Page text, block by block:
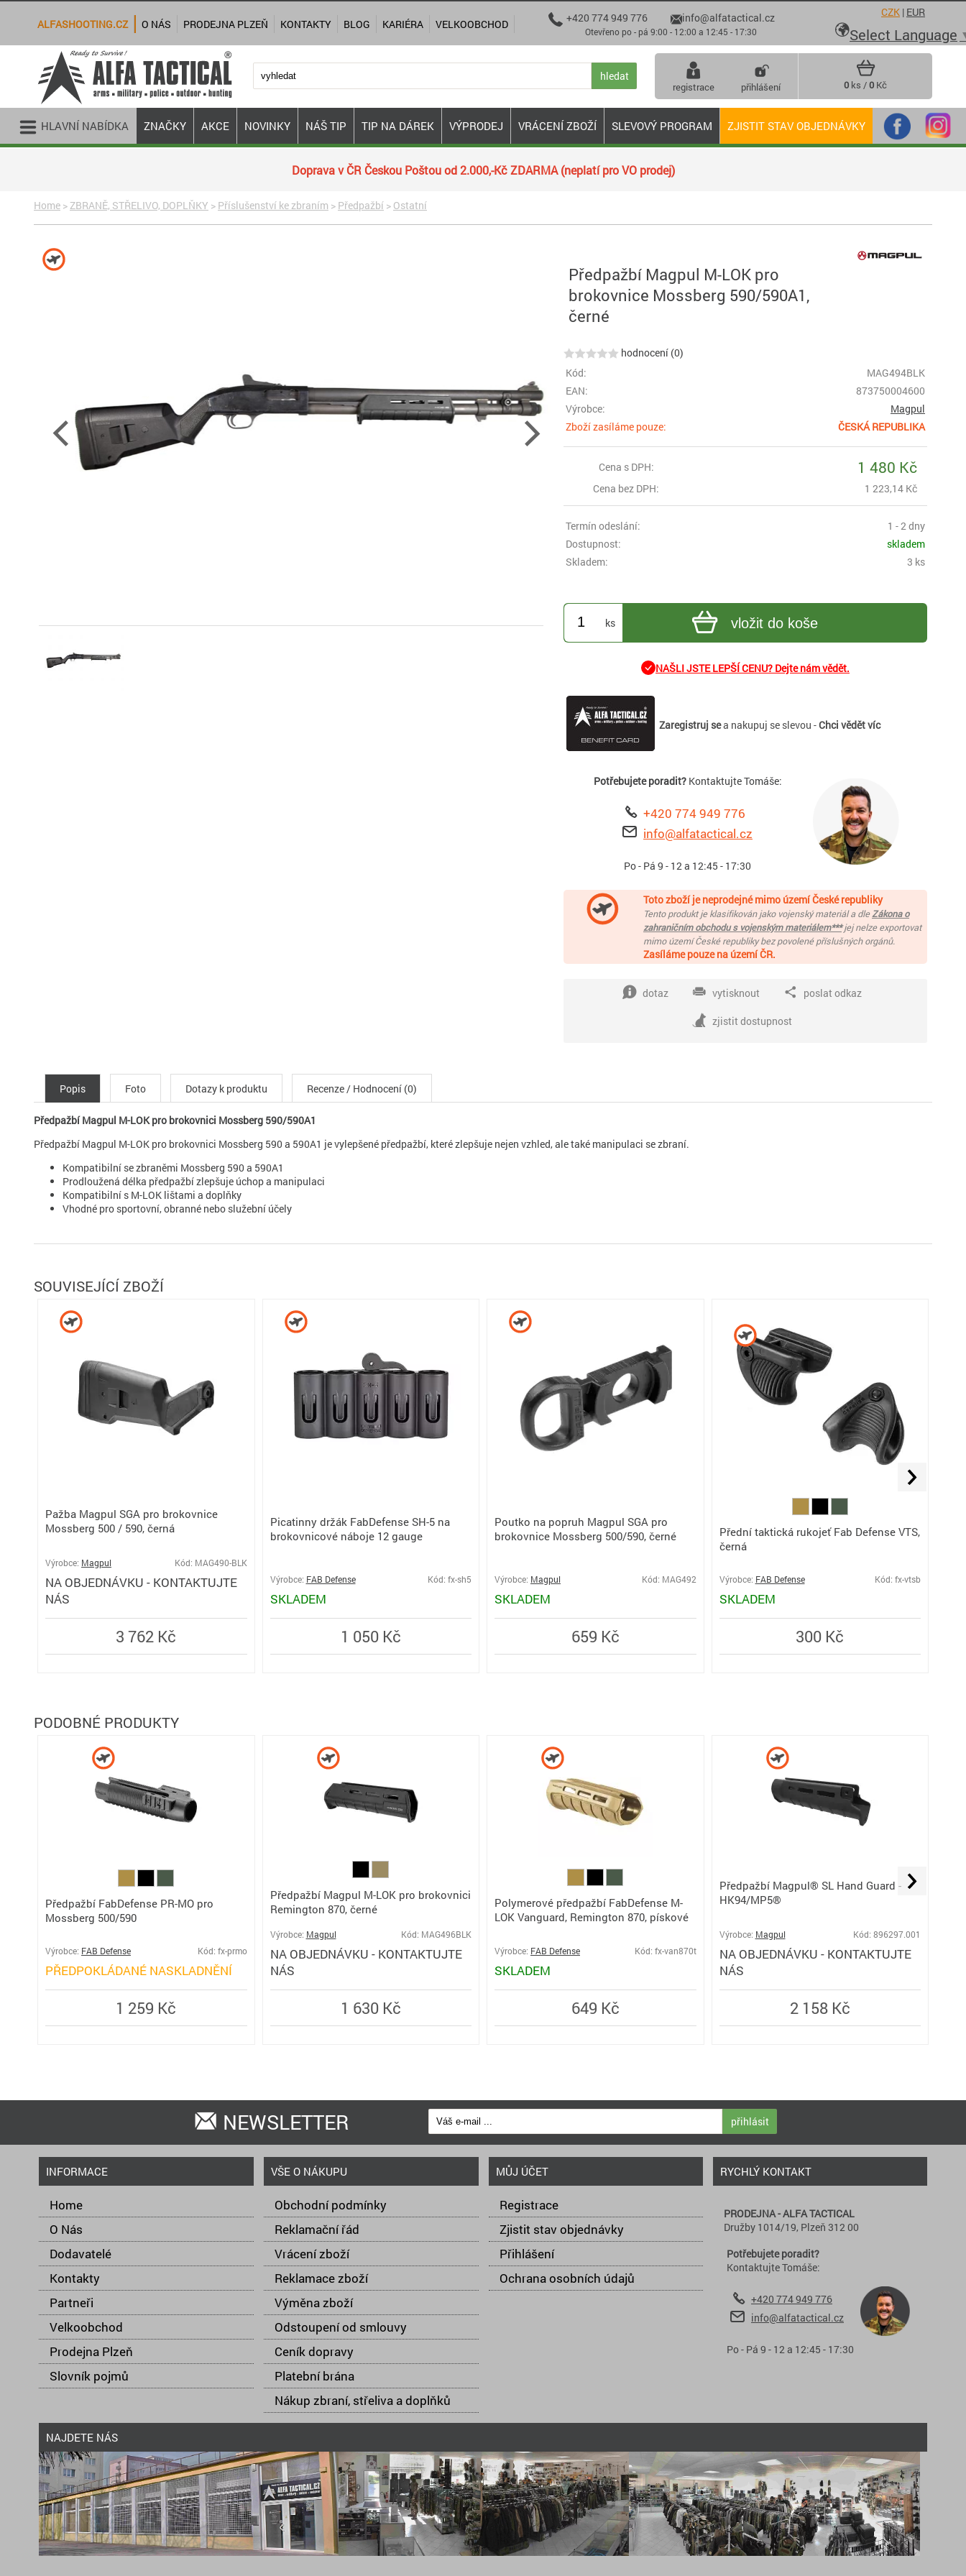
Doprava v ČR Českou Poštou od 2.000,-Kč ZDARMA (neplatí pro VO prodej)
Home > ZBRANĚ, STŘELIVO, DOPLŇKY > Příslušenství ke zbraním > Předpažbí > Ostatní
Předpažbí Magpul M-LOK pro
brokovnice Mossberg 590/590A1,
černé
hodnocení (0)
Kód:
MAG494BLK
EAN:
873750004600
Výrobce:
Magpul
Zboží zasíláme pouze:
ČESKÁ REPUBLIKA
Cena s DPH: 1 480 Kč
Cena bez DPH: 1 223,14 Kč
Termín odeslání:
1 - 2 dny
Dostupnost:
skladem
Skladem:
3 ks
ks vložit do koše
NAŠLI JSTE LEPŠÍ CENU? Dejte nám vědět.
Zaregistruj sea nakupuj se slevou -Chci vědět víc
Potřebujete poradit?Kontaktujte Tomáše:
+420 774 949 776
info@alfatactical.cz
Po - Pá 9 - 12 a 12:45 - 17:30
Toto zboží je neprodejné mimo území České republiky
Tento produkt je klasifikován jako vojenský materiál a dleZákona o
zahraničním obchodu s vojenským materiálem***jej nelze exportovat
mimo území České republiky bez povolené příslušných orgánů.
Zasíláme pouze na území ČR.
dotaz vytisknout poslat odkaz
zjistit dostupnost
Popis Foto Dotazy k produktu Recenze / Hodnocení (0)
Předpažbí Magpul M-LOK pro brokovnici Mossberg 590/590A1
Předpažbí Magpul M-LOK pro brokovnici Mossberg 590 a 590A1 je vylepšené předpažbí, které zlepšuje nejen vzhled, ale také manipulaci se zbraní.
Kompatibilní se zbraněmi Mossberg 590 a 590A1
Prodloužená délka předpažbí zlepšuje úchop a manipulaci
Kompatibilní s M-LOK lištami a doplňky
Vhodné pro sportovní, obranné nebo služební účely
SOUVISEJÍCÍ ZBOŽÍ
Pažba Magpul SGA pro brokovnice
Mossberg 500 / 590, černá
Výrobce: Magpul Kód: MAG490-BLK
NA OBJEDNÁVKU - KONTAKTUJTE
NÁS
3 762 Kč
Picatinny držák FabDefense SH-5 na
brokovnicové náboje 12 gauge
Výrobce: FAB Defense Kód: fx-sh5
SKLADEM
1 050 Kč
Poutko na popruh Magpul SGA pro
brokovnice Mossberg 500/590, černé
Výrobce: Magpul Kód: MAG492
SKLADEM
659 Kč
Přední taktická rukojeť Fab Defense VTS,
černá
Výrobce: FAB Defense Kód: fx-vtsb
SKLADEM
300 Kč
PODOBNÉ PRODUKTY
Předpažbí FabDefense PR-MO pro
Mossberg 500/590
Výrobce: FAB Defense Kód: fx-prmo
PŘEDPOKLÁDANÉ NASKLADNĚNÍ
1 259 Kč
Předpažbí Magpul M-LOK pro brokovnici
Remington 870, černé
Výrobce: Magpul Kód: MAG496BLK
NA OBJEDNÁVKU - KONTAKTUJTE
NÁS
1 630 Kč
Polymerové předpažbí FabDefense M-
LOK Vanguard, Remington 870, pískové
Výrobce: FAB Defense Kód: fx-van870t
SKLADEM
649 Kč
Předpažbí Magpul® SL Hand Guard -
HK94/MP5®
Výrobce: Magpul Kód: 896297.001
NA OBJEDNÁVKU - KONTAKTUJTE
NÁS
2 158 Kč
HLAVNÍ NABÍDKA ZNAČKY AKCE NOVINKY NÁŠ TIP TIP NA DÁREK VÝPRODEJ VRÁCENÍ ZBOŽÍ SLEVOVÝ PROGRAM ZJISTIT STAV OBJEDNÁVKY
NEWSLETTER přihlásit
INFORMACE
Home
O Nás
Dodavatelé
Kontakty
Partneři
Velkoobchod
Prodejna Plzeň
Slovník pojmů
VŠE O NÁKUPU
Obchodní podmínky
Reklamační řád
Vrácení zboží
Reklamace zboží
Výměna zboží
Odstoupení od smlouvy
Ceník dopravy
Platební brána
Nákup zbraní, střeliva a doplňků
MŮJ ÚČET
Registrace
Zjistit stav objednávky
Přihlášení
Ochrana osobních údajů
RYCHLÝ KONTAKT
PRODEJNA - ALFA TACTICAL
Družby 1014/19, Plzeň 312 00
Potřebujete poradit?
Kontaktujte Tomáše:
+420 774 949 776
info@alfatactical.cz
Po - Pá 9 - 12 a 12:45 - 17:30
NAJDETE NÁS
hledat
registrace přihlášení 0 ks /0 Kč
ALFASHOOTING.CZ O NÁS PRODEJNA PLZEŇ KONTAKTY BLOG KARIÉRA VELKOOBCHOD  +420 774 949 776info@alfatactical.cz
Otevřeno po - pá 9:00 - 12:00 a 12:45 - 17:30
CZK | EUR
Select Language